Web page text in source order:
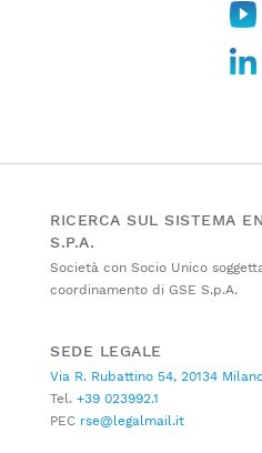
RICERCA SUL SISTEMA
S.P.A.
Società con Socio Unico
coordinamento di GSE S.p.A.
SEDE LEGALE
Via R. Rubattino 54, 20134
Tel. +39 023992.1
PEC rse@legalmail.it